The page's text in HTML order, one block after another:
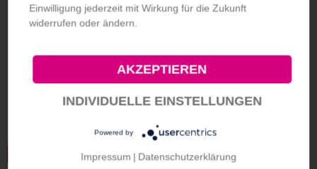
Einwilligung jederzeit mit Wirkung für die Zukunft
widerrufen oder ändern.
AKZEPTIEREN
INDIVIDUELLE EINSTELLUNGEN
Powered by
Impressum | Datenschutzerklärung